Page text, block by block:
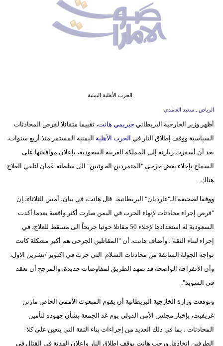
علوم
وتكنولوجيا
بيئة
فيديو
سيارات
الحرب الأهلية اليمنية
الرياض ـ سعيد الغامدي
أظهر وزير الخارجية البريطاني جيريمي هانت، تقييما متفائلا لفرص المحادثات
السياسية ووقف إطلاق النار في الحرب الأهلية اليمنية المستمر منذ أربع سنوات،
بعد أن أسفرت زيارته إلى المملكة العربية السعودية، بإعلان موافقتها على
السماح بإجلاء بعض جرحى "المتمردين الحوثيين" الى سلطنة عًمان لتلقي العلاج
هناك .
ووفقا لصحيفة الـ"غارديان" البريطانية، قال هانت، في بيان، أمس الثلاثاء، إن
"فرص إجراء محادثات لإنهاء الحرب في اليمن صارت أكثر واقعية بعدما أكدت
السعودية له استعدادها لإجلاء 50 مقاتلا حوثيا جريحاً الى مسقط للعلاج، في
إجراء لبناء الثقة". وأضاف هانت، أن "المقاتلين الجرحى هم أكبر مشكلة كانت
تواجه الجولة السابقة من محادثات السلام التي جرت في اكتوبر /تشرين الاول،
وأن الانفراجة الواضحة قد تمهد الطريق لمفاوضات جديدة، والمرجح أن تعقد
في السويد".
وتوقعت وزارة الخارجية البريطانية أن يقوم المبعوث الأممي الخاص مارتن
غريفيث، بإخبار مجلس الأمن الدولي يوم غد الجمعة بشأن جهوده لتأمين
المحادثات ، بما في ذلك العديد من إجراءات بناء الثقة التي يتعين على كلا
الطرفين اتخاذها. ورحب هانت بوقف إطلاق النار وإعلان الهدنة في القتال في